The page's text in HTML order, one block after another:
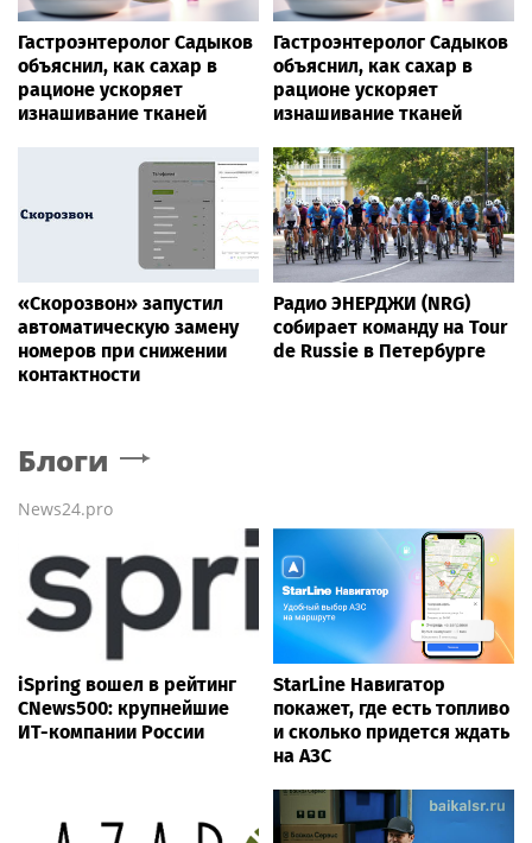
Гастроэнтеролог Садыков
объяснил, как сахар в
рационе ускоряет
изнашивание тканей
Гастроэнтеролог Садыков
объяснил, как сахар в
рационе ускоряет
изнашивание тканей
«Скорозвон» запустил
автоматическую замену
номеров при снижении
контактности
Радио ЭНЕРДЖИ (NRG)
собирает команду на Tour
de Russie в Петербурге
Блоги
News24.pro
iSpring вошел в рейтинг
CNews500: крупнейшие
ИТ-компании России
StarLine Навигатор
покажет, где есть топливо
и сколько придется ждать
на АЗС